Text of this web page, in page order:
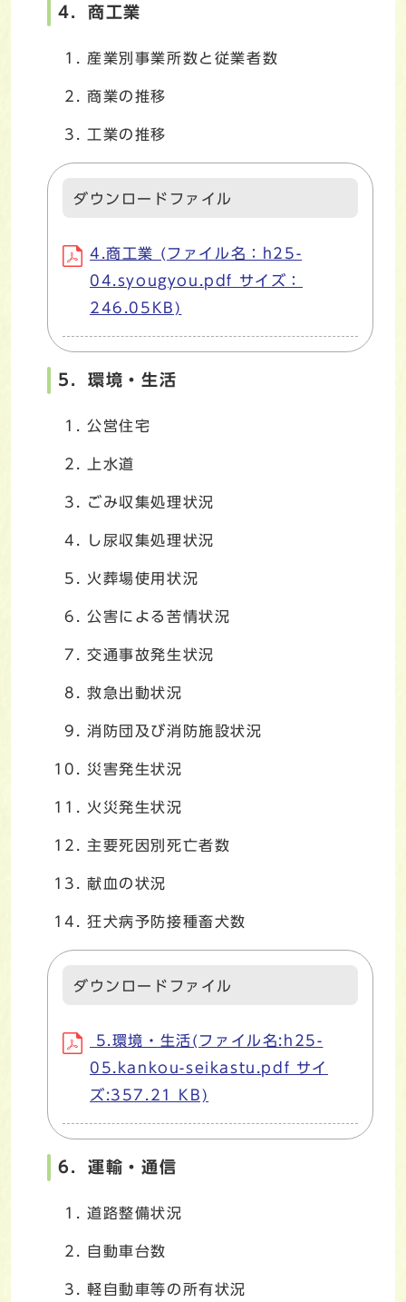
4．商工業
産業別事業所数と従業者数
商業の推移
工業の推移
ダウンロードファイル
4.商工業 (ファイル名：h25-
04.syougyou.pdf サイズ：
246.05KB)
5．環境・生活
公営住宅
上水道
ごみ収集処理状況
し尿収集処理状況
火葬場使用状況
公害による苦情状況
交通事故発生状況
救急出動状況
消防団及び消防施設状況
災害発生状況
火災発生状況
主要死因別死亡者数
献血の状況
狂犬病予防接種畜犬数
ダウンロードファイル
5.環境・生活(ファイル名:h25-
05.kankou-seikastu.pdf サイ
ズ:357.21 KB)
6．運輸・通信
道路整備状況
自動車台数
軽自動車等の所有状況